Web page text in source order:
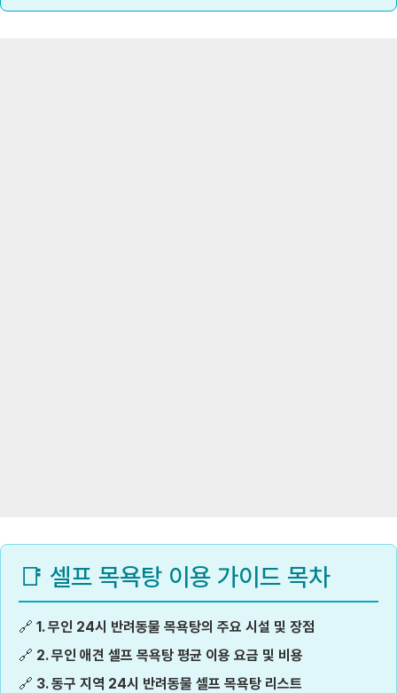
📑 셀프 목욕탕 이용 가이드 목차
🔗 1. 무인 24시 반려동물 목욕탕의 주요 시설 및 장점
🔗 2. 무인 애견 셀프 목욕탕 평균 이용 요금 및 비용
🔗 3. 동구 지역 24시 반려동물 셀프 목욕탕 리스트